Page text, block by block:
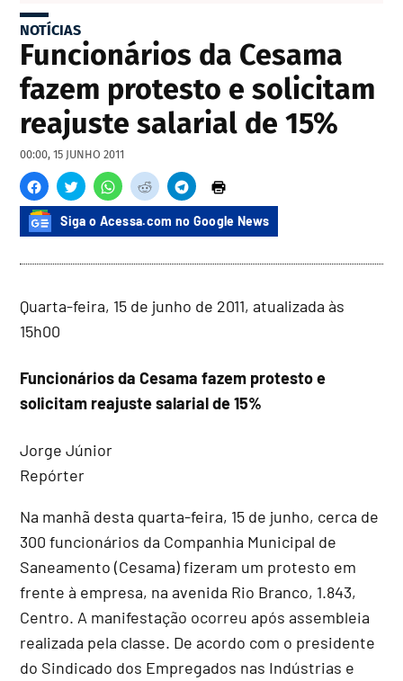
NOTÍCIAS
Funcionários da Cesama
fazem protesto e solicitam
reajuste salarial de 15%
00:00, 15 JUNHO 2011
Siga o Acessa.com no Google News
Quarta-feira, 15 de junho de 2011, atualizada às
15h00
Funcionários da Cesama fazem protesto e
solicitam reajuste salarial de 15%
Jorge Júnior
Repórter
Na manhã desta quarta-feira, 15 de junho, cerca de
300 funcionários da Companhia Municipal de
Saneamento (Cesama) fizeram um protesto em
frente à empresa, na avenida Rio Branco, 1.843,
Centro. A manifestação ocorreu após assembleia
realizada pela classe. De acordo com o presidente
do Sindicado dos Empregados nas Indústrias e